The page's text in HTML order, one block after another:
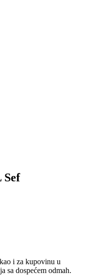
Sef
i za kupovinu u
sa dospećem odmah.